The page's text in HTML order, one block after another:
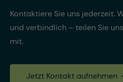
Kontaktiere Sie uns jederzeit.
und verbindlich – teilen Sie
mit.
Jetzt Kontakt aufnehmen